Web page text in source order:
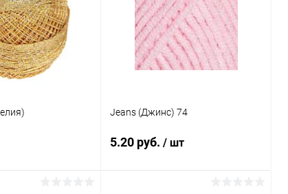
Jeans (Джинс) 74
5.20 руб./ шт